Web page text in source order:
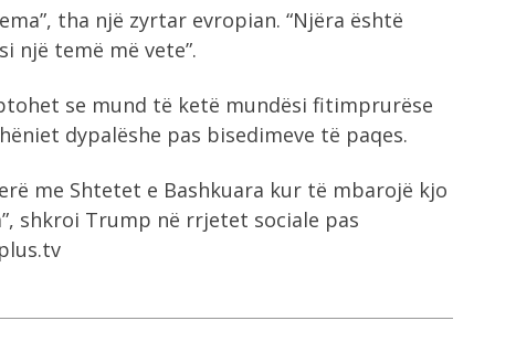
tha një zyrtar evropian. “Njëra është
një temë më vete”.
se mund të ketë mundësi fitimprurëse
dypalëshe pas bisedimeve të paqes.
me Shtetet e Bashkuara kur të mbarojë kjo
shkroi Trump në rrjetet sociale pas